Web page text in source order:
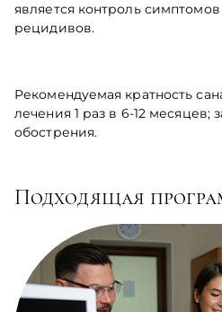
является контроль
рецидивов.
Рекомендуемая кратность
лечения 1 раз в 6-12 месяцев;
обострения.
Подходящая